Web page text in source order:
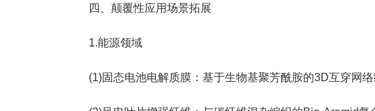
四、颠覆性应用场景拓展
1.能源领域
(1)固态电池电解质膜：基于生物基聚芳酰胺的3D互穿网络